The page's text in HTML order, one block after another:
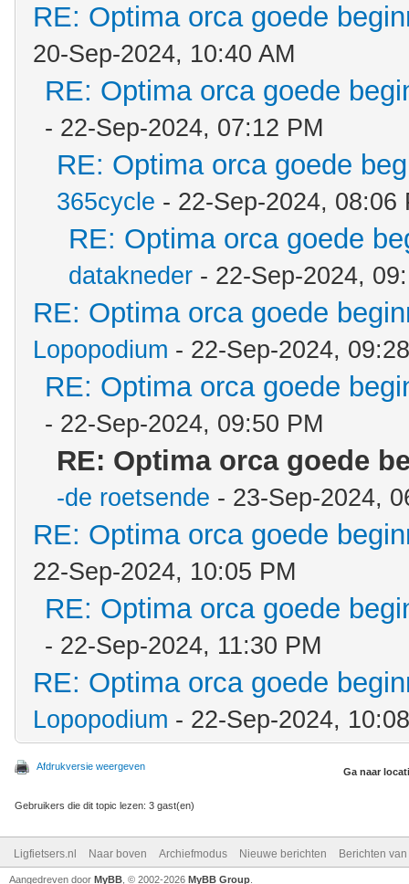
RE: Optima orca goede
20-Sep-2024, 10:40 AM
RE: Optima orca goede
- 22-Sep-2024, 07:12 PM
RE: Optima orca goede
365cycle - 22-Sep-2024, 08:06
RE: Optima orca goede
datakneder - 22-Sep-2024,
RE: Optima orca goede
Lopopodium - 22-Sep-2024,
RE: Optima orca goede
- 22-Sep-2024, 09:50 PM
RE: Optima orca goede
-de roetsende - 23-Sep-2024,
RE: Optima orca goede
22-Sep-2024, 10:05 PM
RE: Optima orca goede
- 22-Sep-2024, 11:30 PM
RE: Optima orca goede
Lopopodium - 22-Sep-2024,
Afdrukversie weergeven Ga naar
Gebruikers die dit topic lezen: 3 gast(en)
Ligfietsers.nl Naar boven Archiefmodus Nieuwe berichten Berichten
Aangedreven door MyBB , © 2002-2026 MyBB Group